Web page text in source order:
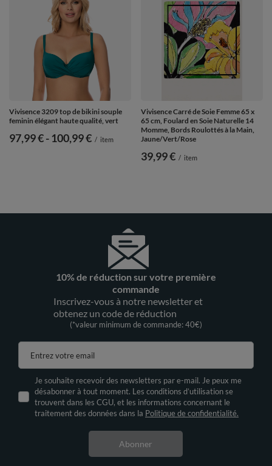
Vivisence 3209 top de bikini souple
feminin élégant haute qualité, vert
de
97,99 €-vers le bas
100,99 € / item
Vivisence Carré de Soie Femme 65 x
65 cm, Foulard en Soie Naturelle 14
Momme, Bords Roulottés à la Main,
Jaune/Vert/Rose
39,99 € / item
10% de réduction sur votre première
commande
Inscrivez-vous à notre newsletter et
obtenez un code de réduction
(*valeur minimum de commande: 40€)
Entrez votre email
Je souhaite recevoir des newsletters par e-mail. Je peux me
désabonner à tout moment. Les conditions d’utilisation se
trouvent dans les CGU, et les informations concernant le
traitement des données dans la Politique de confidentialité.
Abonner